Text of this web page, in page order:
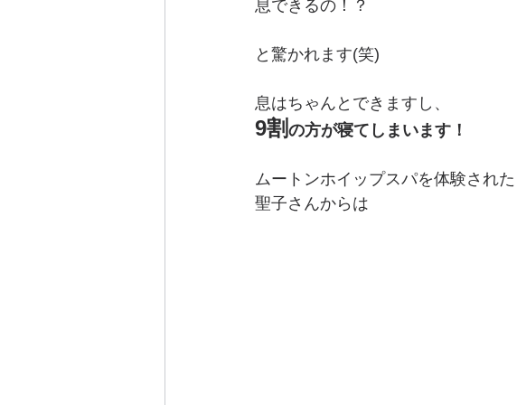
息できるの！？
と驚かれます(笑)
息はちゃんとできますし、
9割 の方が寝てしまいます！
ムートンホイップスパを体験された
聖子さんからは